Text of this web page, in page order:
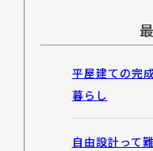
平屋建ての完
暮らし
自由設計って